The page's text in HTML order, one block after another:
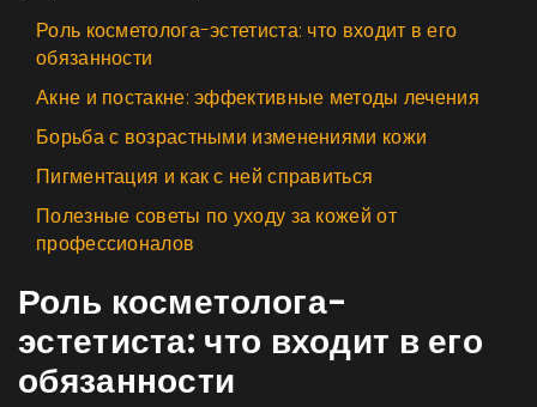
Роль косметолога-эстетиста: что входит в его
обязанности
Акне и постакне: эффективные методы лечения
Борьба с возрастными изменениями кожи
Пигментация и как с ней справиться
Полезные советы по уходу за кожей от
профессионалов
Роль косметолога-
эстетиста: что входит в его
обязанности